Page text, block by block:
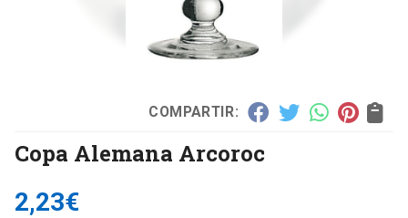
COMPARTIR:
Copa Alemana Arcoroc
2,23€